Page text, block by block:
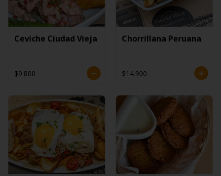
Ceviche Ciudad Vieja
$9.800
Chorrillana Peruana
$14.900